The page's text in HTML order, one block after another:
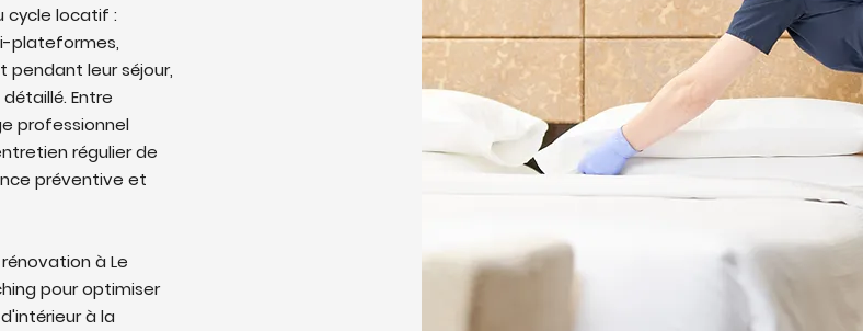
cycle locatif :
plateformes,
leur séjour,
Entre
professionnel
régulier de
préventive et
à Le
pour optimiser
à la